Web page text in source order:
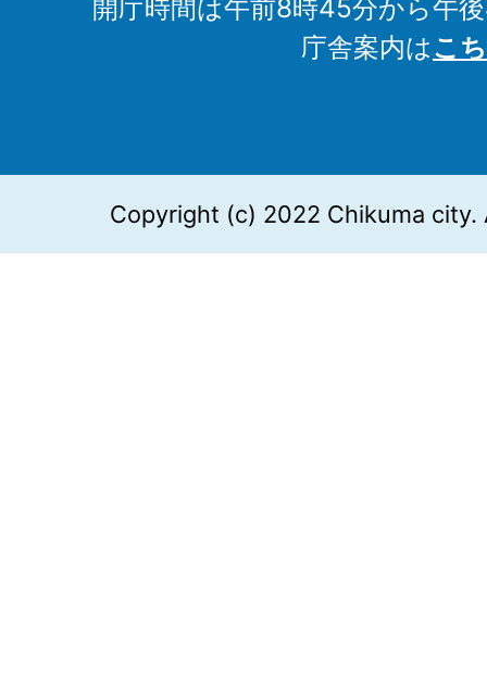
開庁時間は午前8時45分から午
庁舎案内はこ
Copyright (c) 2022 Chikuma city.